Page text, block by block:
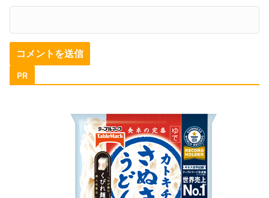
PR